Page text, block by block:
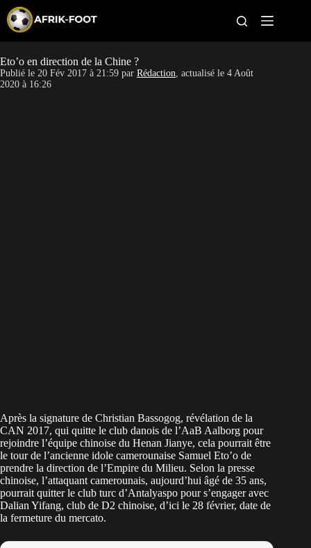
p
t
o
c
CAN féminine
Eto’o en direction de la Chine ?
Publié le 20 Fév 2017 à 21:59 par Rédaction, actualisé le 4 Août
2020 à 16:26
Après la signature de Christian Bassogog, révélation de la
CAN 2017, qui quitte le club danois de l’AaB Aalborg pour
rejoindre l’équipe chinoise du Henan Jianye, cela pourrait être
le tour de l’ancienne idole camerounaise Samuel Eto’o de
prendre la direction de l’Empire du Milieu. Selon la presse
chinoise, l’attaquant camerounais, aujourd’hui âgé de 35 ans,
pourrait quitter le club turc d’Antalyaspo pour s’engager avec
Dalian Yifang, club de D2 chinoise, d’ici le 28 février, date de
la fermeture du mercato.